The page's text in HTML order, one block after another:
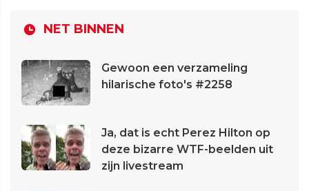
NET BINNEN
Gewoon een verzameling
hilarische foto's #2258
Ja, dat is echt Perez Hilton op
deze bizarre WTF-beelden uit
zijn livestream